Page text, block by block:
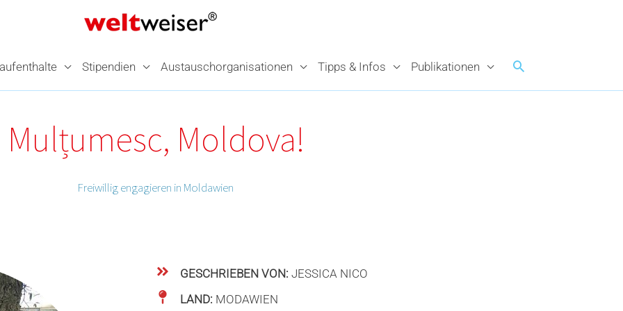
Stipendien Austausch­organisationen Tipps & Infos Publikationen
Mulțumesc, Moldova!
Freiwillig engagieren in Moldawien
GESCHRIEBEN VON: JESSICA NICO
LAND: MODAWIEN